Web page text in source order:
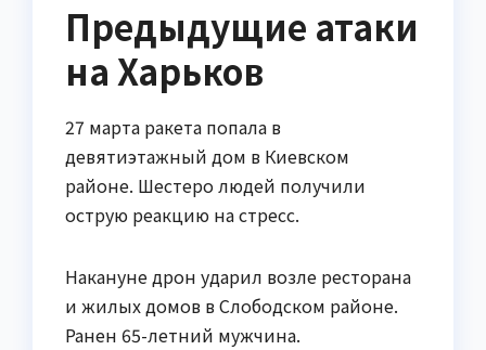
Предыдущие атаки
на Харьков
27 марта ракета попала в
девятиэтажный дом в Киевском
районе. Шестеро людей получили
острую реакцию на стресс.
Накануне дрон ударил возле ресторана
и жилых домов в Слободском районе.
Ранен 65-летний мужчина.